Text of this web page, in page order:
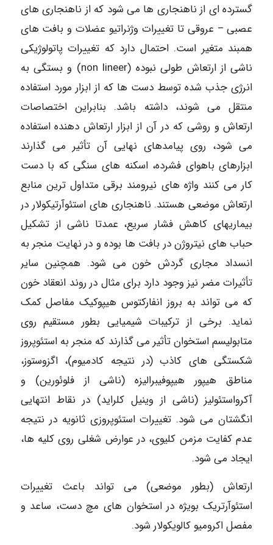
گسترده ای از ناهنجاری ها می شود که از ناهنجاری های
عصبی – عروقی تا تغییرات وژنراتیو عضلات و بافت های
همبند متغیر است. احتمال دارد که تغییرات پاتولوژیکی
ناشی از ارتعاش طولی نبوده (non lineer) و بستگی به
انرژی جذب شده توسط دست ها که از ابزار مورد استفاده
منتقل می شوند، داشته باشد. بنابراین اختصاصات
ارتعاش و روشی که در آن از ابزار ارتعاش دهنده استفاده
می شود، روی پیامدهای نهایی آن تأثیر می گذارند
ابزارهای باهوای فشرده، اسکنه های سنگی که با دست
کار می کنند واژه های نیرومند برقی متداول ترین منابع
ارتعاش موضعی هستند. ناهنجاری های استئوآرتیکولار در
بیماریهای کاهش فشار سریع، عمدتا ناشی از تشکیل
حباب های نیتروژن در بافت ها بوده و در نهایت منجر به
انسداد مجاری گردش خون می شود. همچنین سایر
تأثیرات مضر نیز وجود دارد برای مثال در روند انعقاد خون
که می تواند به بروز انفارکتوس هیپوکیک مفاصل کمک
نماید. برخی از ترکیبات شیمیایی بطور مستقیم روی
متابولیسم استخوان تأثیر می گذارند که منجر به استئوپروز
شکستگی های کاذب (در نتیجه کادمیوم)، اگزوستوز،
مناطق هیپور هیپوفیبرالیزه (ناشی از فلوئورین) و
آکرواستئولیز (ناشی از وینیل کلراید) در نقاط انتهایی
انگشتان می شود. تغییرات استئوپروزی ثانویه در نتیجه
عدم کفایت مزمن کلیوی، در عوارض شغلی روی کلیه ها،
ایجاد می شود.
ارتعاش (بطور موضعی) می تواند باعث تغییرات
استئوآرتریک بویژه در استخوان های مچ دست، ساعد و
مفصل اکرومیو کالویکولار شود.